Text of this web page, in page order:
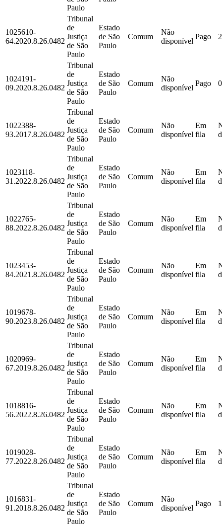
Paulo
1025610-
64.2020.8.26.0482
Tribunal
de
Justiça
de São
Paulo
Estado
de São
Paulo
Comum
Não
disponível
Pago
1024191-
09.2020.8.26.0482
Tribunal
de
Justiça
de São
Paulo
Estado
de São
Paulo
Comum
Não
disponível
Pago
1022388-
93.2017.8.26.0482
Tribunal
de
Justiça
de São
Paulo
Estado
de São
Paulo
Comum
Não
disponível
Em
fila
1023118-
31.2022.8.26.0482
Tribunal
de
Justiça
de São
Paulo
Estado
de São
Paulo
Comum
Não
disponível
Em
fila
1022765-
88.2022.8.26.0482
Tribunal
de
Justiça
de São
Paulo
Estado
de São
Paulo
Comum
Não
disponível
Em
fila
1023453-
84.2021.8.26.0482
Tribunal
de
Justiça
de São
Paulo
Estado
de São
Paulo
Comum
Não
disponível
Em
fila
1019678-
90.2023.8.26.0482
Tribunal
de
Justiça
de São
Paulo
Estado
de São
Paulo
Comum
Não
disponível
Em
fila
1020969-
67.2019.8.26.0482
Tribunal
de
Justiça
de São
Paulo
Estado
de São
Paulo
Comum
Não
disponível
Em
fila
1018816-
56.2022.8.26.0482
Tribunal
de
Justiça
de São
Paulo
Estado
de São
Paulo
Comum
Não
disponível
Em
fila
1019028-
77.2022.8.26.0482
Tribunal
de
Justiça
de São
Paulo
Estado
de São
Paulo
Comum
Não
disponível
Em
fila
1016831-
91.2018.8.26.0482
Tribunal
de
Justiça
de São
Paulo
Estado
de São
Paulo
Comum
Não
disponível
Pago